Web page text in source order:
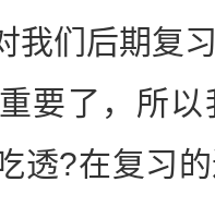
我们后期复
要了，所
透?在复习